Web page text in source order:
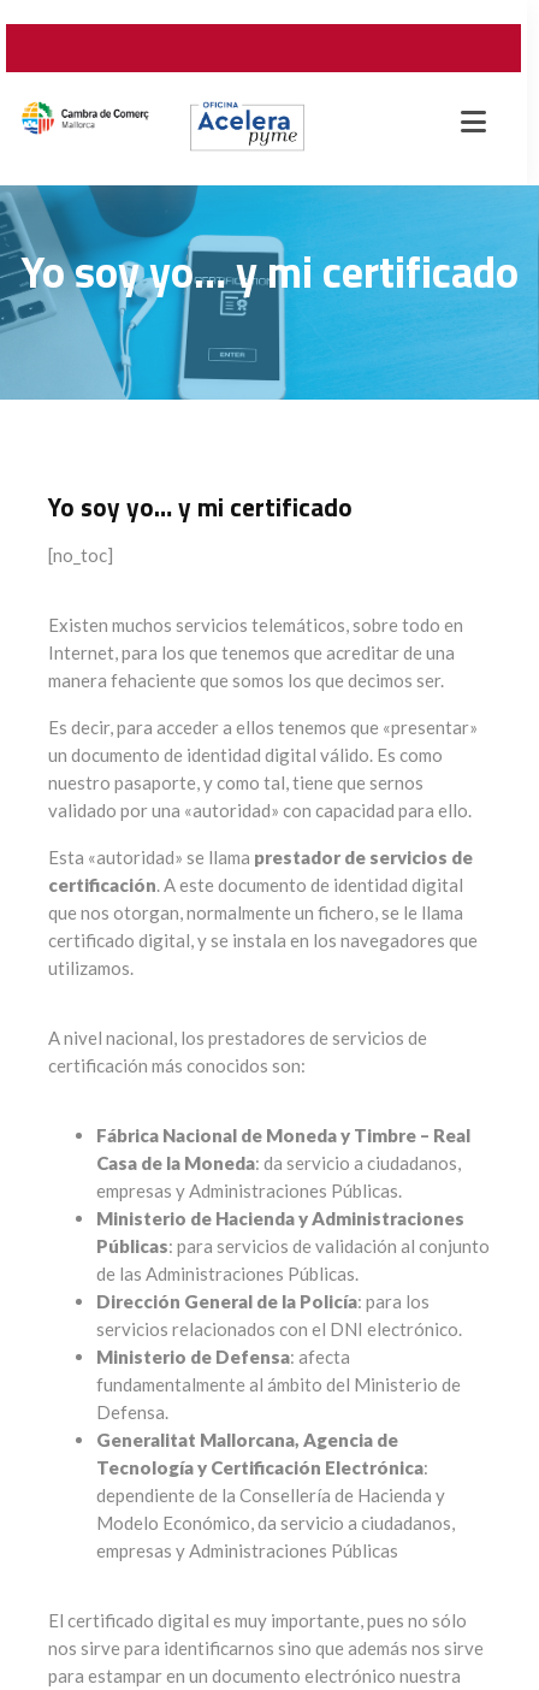
Yo soy yo… y mi certificado
Yo soy yo… y mi certificado
[no_toc]
Existen muchos servicios telemáticos, sobre todo en
Internet, para los que tenemos que acreditar de una
manera fehaciente que somos los que decimos ser.
Es decir, para acceder a ellos tenemos que «presentar»
un documento de identidad digital válido. Es como
nuestro pasaporte, y como tal, tiene que sernos
validado por una «autoridad» con capacidad para ello.
Esta «autoridad» se llama prestador de servicios de
certificación. A este documento de identidad digital
que nos otorgan, normalmente un fichero, se le llama
certificado digital, y se instala en los navegadores que
utilizamos.
A nivel nacional, los prestadores de servicios de
certificación más conocidos son:
Fábrica Nacional de Moneda y Timbre – Real
Casa de la Moneda: da servicio a ciudadanos,
empresas y Administraciones Públicas.
Ministerio de Hacienda y Administraciones
Públicas: para servicios de validación al conjunto
de las Administraciones Públicas.
Dirección General de la Policía: para los
servicios relacionados con el DNI electrónico.
Ministerio de Defensa: afecta
fundamentalmente al ámbito del Ministerio de
Defensa.
Generalitat Mallorcana, Agencia de
Tecnología y Certificación Electrónica:
dependiente de la Consellería de Hacienda y
Modelo Económico, da servicio a ciudadanos,
empresas y Administraciones Públicas
El certificado digital es muy importante, pues no sólo
nos sirve para identificarnos sino que además nos sirve
para estampar en un documento electrónico nuestra